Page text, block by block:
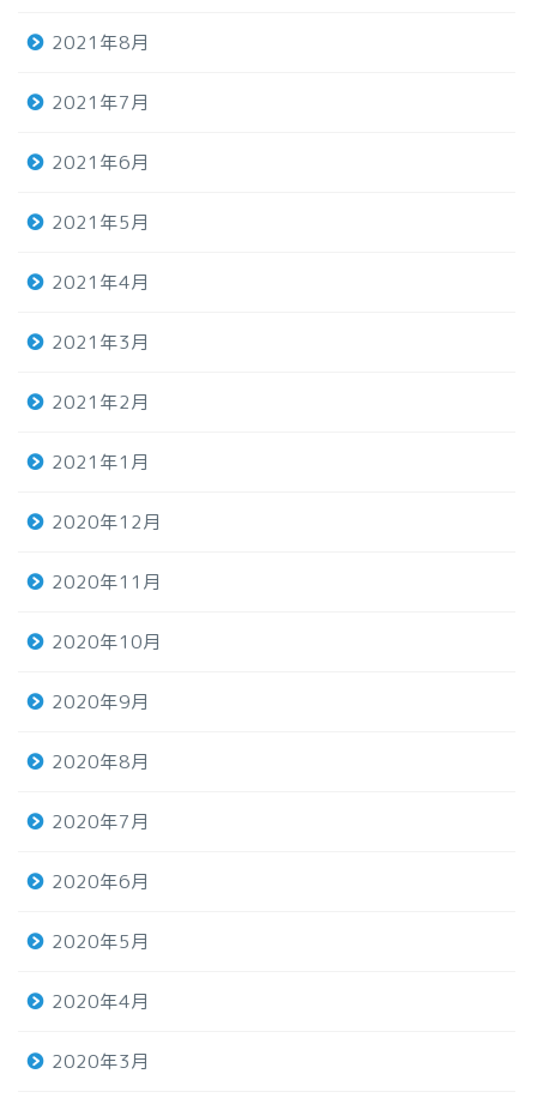
2021年8月
2021年7月
2021年6月
2021年5月
2021年4月
2021年3月
2021年2月
2021年1月
2020年12月
2020年11月
2020年10月
2020年9月
2020年8月
2020年7月
2020年6月
2020年5月
2020年4月
2020年3月